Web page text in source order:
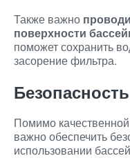
Также важно
поверхности
поможет сохранить
засорение фильтра.
Помимо
важно обеспечить
использовании